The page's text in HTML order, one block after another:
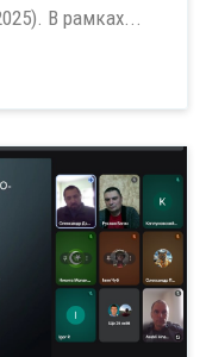
В рамках...